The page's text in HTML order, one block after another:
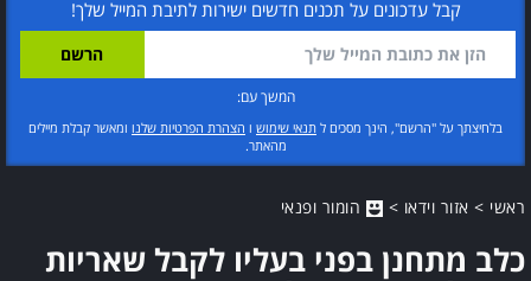
קבל עדכונים על תכנים חדשים ישירות לתיבת המייל שלך!
המשך עם:
בלחיצתך על "הרשם", הינך מסכים ל תנאי שימוש ו הצהרת הפרטיות שלנו ומאשר קבלת מיילים
מהאתר.
ראשי > אזור וידאו > הומור ופנאי
כלב מתחנן בפני בעליו לקבל שאריות